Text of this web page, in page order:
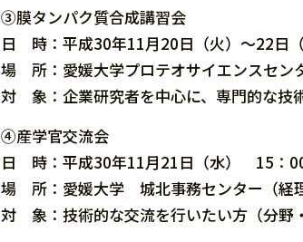
③膜タンパク質合成講習会
日 時：平成30年11月20日（火）～22日（
場 所：愛媛大学プロテオサイエンスセ
対 象：企業研究者を中心に、専門的な技
④産学官交流会
日 時：平成30年11月21日（水） 15：
場 所：愛媛大学 城北事務センター（経
対 象：技術的な交流を行いたい方（分野